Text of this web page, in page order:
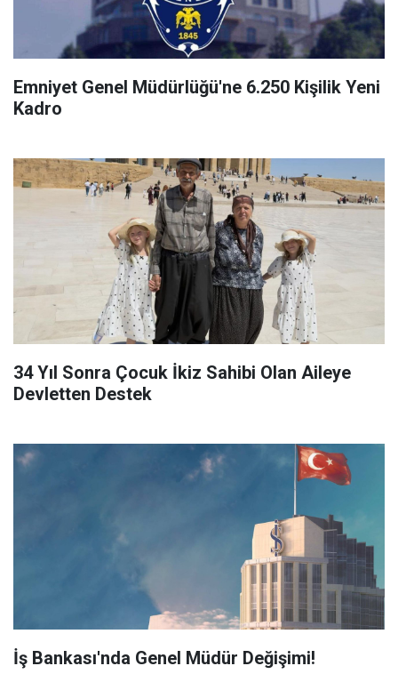
Emniyet Genel Müdürlüğü'ne 6.250 Kişilik Yeni
Kadro
34 Yıl Sonra Çocuk İkiz Sahibi Olan Aileye
Devletten Destek
İş Bankası'nda Genel Müdür Değişimi!